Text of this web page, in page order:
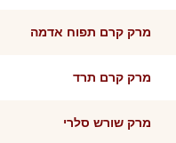
מרק קרם תפוח אדמה
מרק קרם תרד
מרק שורש סלרי